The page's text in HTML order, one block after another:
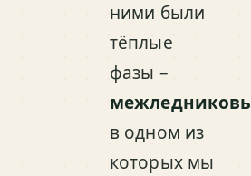
ними были
тёплые
фазы –
в одном из
которых мы